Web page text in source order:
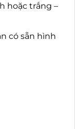
hoặc trắng –
có sẵn hình